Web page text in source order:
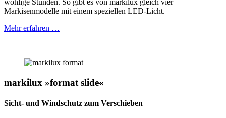
wohlige Stunden. So gibt es von markilux gleich vier
Markisenmodelle mit einem speziellen LED-Licht.
Mehr erfahren …
markilux »format slide«
Sicht- und Windschutz zum Verschieben